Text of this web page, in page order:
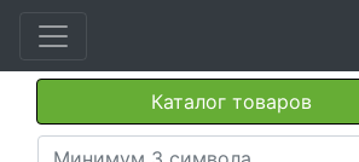
Каталог товаров